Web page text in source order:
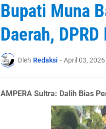
Bupati Muna
Daerah,
Oleh Redaksi - April 03, 2026
AMPERA Sultra: Dalih Bias